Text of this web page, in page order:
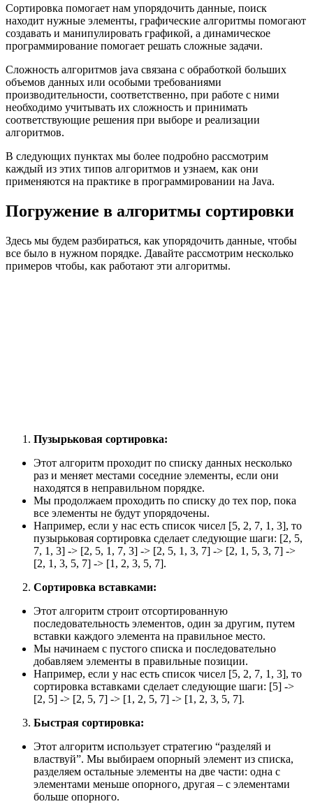
Сортировка помогает нам упорядочить данные, поиск
находит нужные элементы, графические алгоритмы помогают
создавать и манипулировать графикой, а динамическое
программирование помогает решать сложные задачи.
Сложность алгоритмов java связана с обработкой больших
объемов данных или особыми требованиями
производительности, соответственно, при работе с ними
необходимо учитывать их сложность и принимать
соответствующие решения при выборе и реализации
алгоритмов.
В следующих пунктах мы более подробно рассмотрим
каждый из этих типов алгоритмов и узнаем, как они
применяются на практике в программировании на Java.
Погружение в алгоритмы сортировки
Здесь мы будем разбираться, как упорядочить данные, чтобы
все было в нужном порядке. Давайте рассмотрим несколько
примеров чтобы, как работают эти алгоритмы.
Пузырьковая сортировка:
Этот алгоритм проходит по списку данных несколько
раз и меняет местами соседние элементы, если они
находятся в неправильном порядке.
Мы продолжаем проходить по списку до тех пор, пока
все элементы не будут упорядочены.
Например, если у нас есть список чисел [5, 2, 7, 1, 3], то
пузырьковая сортировка сделает следующие шаги: [2, 5,
7, 1, 3] -> [2, 5, 1, 7, 3] -> [2, 5, 1, 3, 7] -> [2, 1, 5, 3, 7] ->
[2, 1, 3, 5, 7] -> [1, 2, 3, 5, 7].
Сортировка вставками:
Этот алгоритм строит отсортированную
последовательность элементов, один за другим, путем
вставки каждого элемента на правильное место.
Мы начинаем с пустого списка и последовательно
добавляем элементы в правильные позиции.
Например, если у нас есть список чисел [5, 2, 7, 1, 3], то
сортировка вставками сделает следующие шаги: [5] ->
[2, 5] -> [2, 5, 7] -> [1, 2, 5, 7] -> [1, 2, 3, 5, 7].
Быстрая сортировка:
Этот алгоритм использует стратегию “разделяй и
властвуй”. Мы выбираем опорный элемент из списка,
разделяем остальные элементы на две части: одна с
элементами меньше опорного, другая – с элементами
больше опорного.